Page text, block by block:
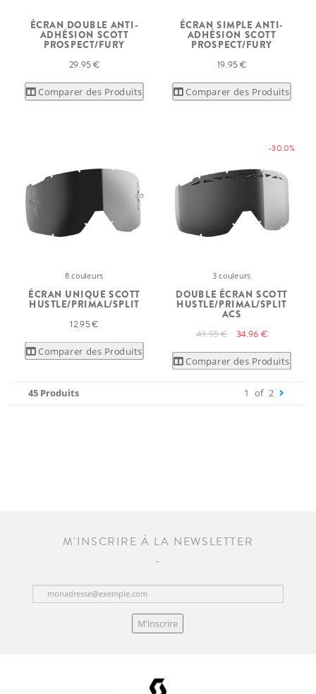
ÉCRAN DOUBLE ANTI-
ADHÉSION SCOTT
PROSPECT/FURY
29.95 €
Comparer des Produits
ÉCRAN SIMPLE ANTI-
ADHÉSION SCOTT
PROSPECT/FURY
19.95 €
Comparer des Produits
8 couleurs
ÉCRAN UNIQUE SCOTT
HUSTLE/PRIMAL/SPLIT
12.95 €
Comparer des Produits
-30.0%
3 couleurs
DOUBLE ÉCRAN SCOTT
HUSTLE/PRIMAL/SPLIT
ACS
49.95 € 34.96 €
Comparer des Produits
45 Produits 1 of 2
M'INSCRIRE À LA NEWSLETTER
M’inscrire